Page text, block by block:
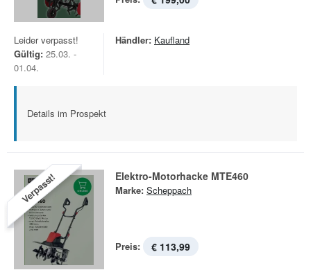
Leider verpasst!
Gültig: 25.03. -
01.04.
Händler: Kaufland
Details im Prospekt
Verpasst! Elektro-Motorhacke MTE460
Marke: Scheppach
Preis: € 113,99